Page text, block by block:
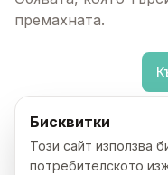
премахната.
Бисквитки
Този сайт използва
потребителското